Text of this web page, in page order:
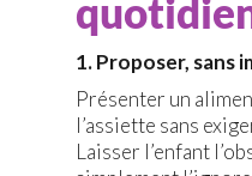
1. Proposer, sans
Présenter un
l’assiette sans
Laisser l’enfant